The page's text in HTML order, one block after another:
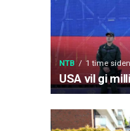
NTB 1 time siden
USA vil gi